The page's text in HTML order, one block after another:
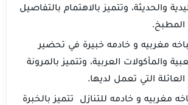
والحديثة، وتتميز بالاهتمام بالتفاصيل
المطبخ.
مغربيه و خادمه خبيرة في تحضير
والمأكولات العربية، وتتميز بالمرونة
التي تعمل لديها.
مغربيه و خادمه للتنازل تتميز بالخبرة